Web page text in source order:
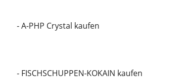
- A-PHP Crystal kaufen
- FISCHSCHUPPEN-KOKAIN kaufen